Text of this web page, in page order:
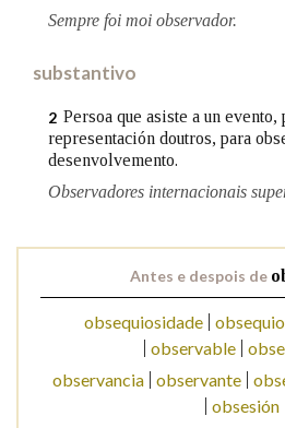
BUSCAR NO CONTIDO
Nas definicións
Na fraseoloxía
OUTRAS OPCIÓNS DE BUSCA
Sempre foi moi observador.
substantivo
2 Persoa que asiste a un evento,
representación doutros, para
desenvolvemento.
Observadores internacionais
Antes e despois de
obsequiosidade
observable
observancia observante
obsesión